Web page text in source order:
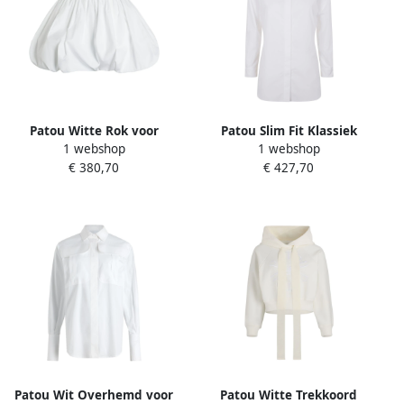
Patou Witte Rok voor
Vrouwen White Dames
1 webshop
€ 380,70
Patou Slim Fit Klassiek
Overhemd White Dames
1 webshop
€ 427,70
Patou Wit Overhemd voor
Patou Witte Trekkoord